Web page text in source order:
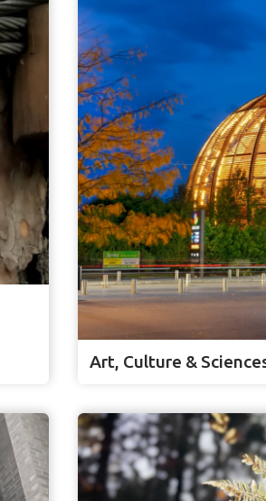
Art, Culture &